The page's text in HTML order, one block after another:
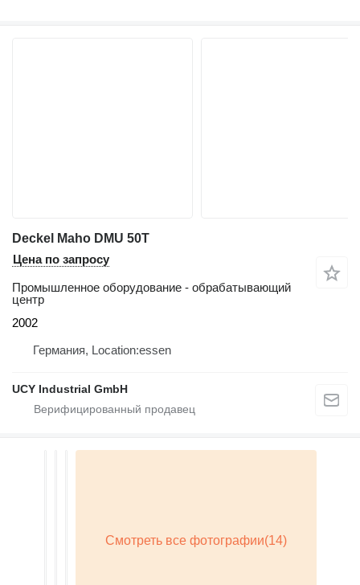
Deckel Maho DMU 50T
Цена по запросу
Промышленное оборудование - обрабатывающий
центр
2002
Германия, Location:essen
UCY Industrial GmbH